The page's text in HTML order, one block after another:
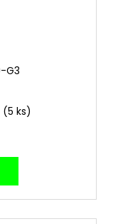
G3
(5 ks)